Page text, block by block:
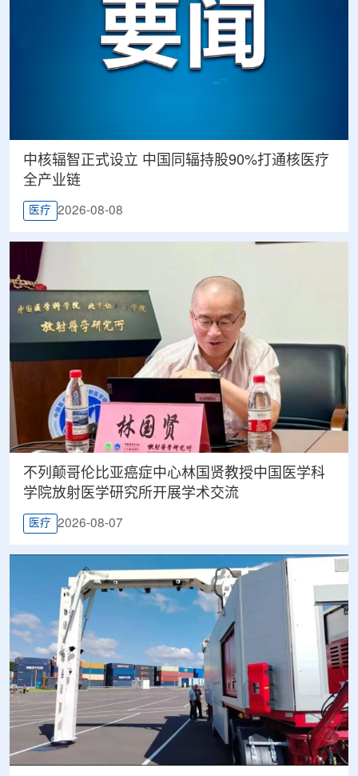
中核辐智正式设立 中国同辐持股90%打通核医疗
全产业链
医疗 2026-08-08
不列颠哥伦比亚癌症中心林国贤教授中国医学科
学院放射医学研究所开展学术交流
医疗 2026-08-07